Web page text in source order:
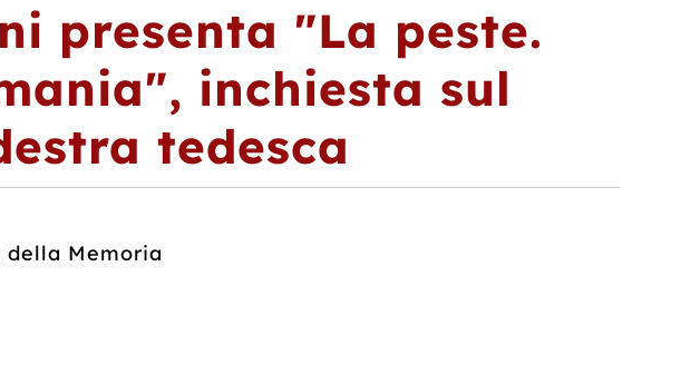
presenta "La peste.
inchiesta sul
tedesca
della Memoria